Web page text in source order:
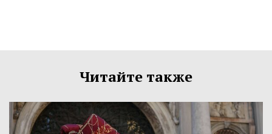
Читайте также